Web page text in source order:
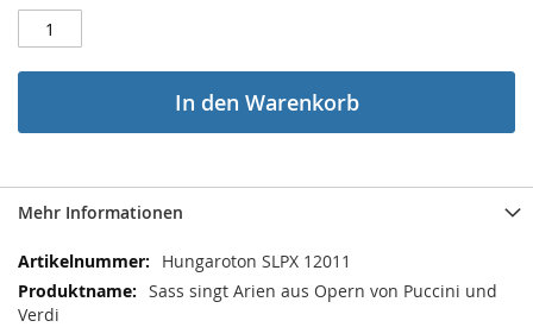
In den Warenkorb
Mehr Informationen
Mehr
Informationen
Hungaroton SLPX 12011
Sass singt Arien aus Opern von Puccini und
Verdi